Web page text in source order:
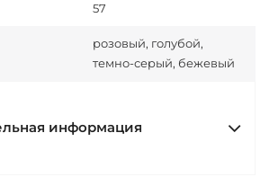
57
розовый, голубой,
темно-серый, бежевый
информация